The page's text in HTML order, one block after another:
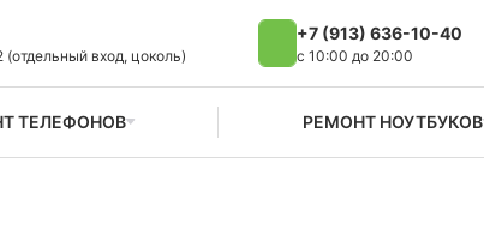
вход, цоколь)
+7 (913) 636-10-40
с 10:00 до 20:00
ТЕЛЕФОНОВ РЕМОНТ НОУТБУКОВ